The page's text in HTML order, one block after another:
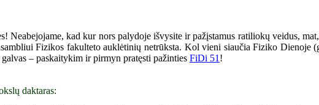
Neabejojame, kad kur nors palydoje išvysite ir pažįstamus ratiliokų veidus,
Fizikos fakulteto auklėtinių netrūksta. Kol vieni siaučia Fiziko Dienoje
– paskaitykim ir pirmyn pratęsti pažinties FiDi 51 !
daktaras: